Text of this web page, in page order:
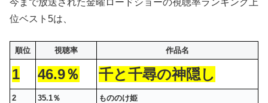
今まで放送された金曜ロードショーの視聴率ランキング上
位ベスト5は、
順位 視聴率 作品名
1 46.9％ 千と千尋の神隠し
2 35.1％
もののけ姫